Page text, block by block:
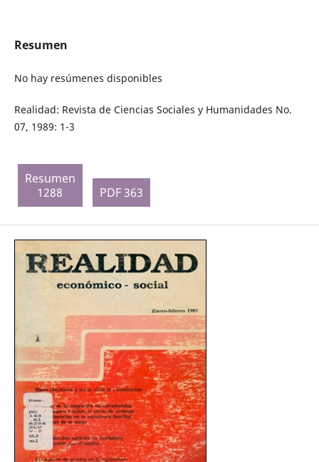
Resumen
No hay resúmenes disponibles
Realidad: Revista de Ciencias Sociales y Humanidades No.
07, 1989: 1-3
Resumen
1288
PDF 363